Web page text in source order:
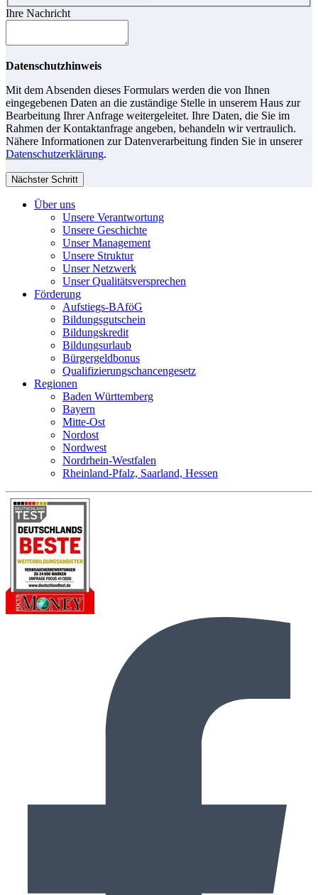
Ihre Nachricht
Datenschutzhinweis
Mit dem Absenden dieses Formulars werden die von Ihnen
eingegebenen Daten an die zuständige Stelle in unserem Haus zur
Bearbeitung Ihrer Anfrage weitergeleitet. Ihre Daten, die Sie im
Rahmen der Kontaktanfrage angeben, behandeln wir vertraulich.
Nähere Informationen zur Datenverarbeitung finden Sie in unserer
Datenschutzerklärung.
Nächster Schritt
Über uns
Unsere Verantwortung
Unsere Geschichte
Unser Management
Unsere Struktur
Unser Netzwerk
Unser Qualitätsversprechen
Förderung
Aufstiegs-BAföG
Bildungsgutschein
Bildungskredit
Bildungsurlaub
Bürgergeldbonus
Qualifizierungschancengesetz
Regionen
Baden Württemberg
Bayern
Mitte-Ost
Nordost
Nordwest
Nordrhein-Westfalen
Rheinland-Pfalz, Saarland, Hessen